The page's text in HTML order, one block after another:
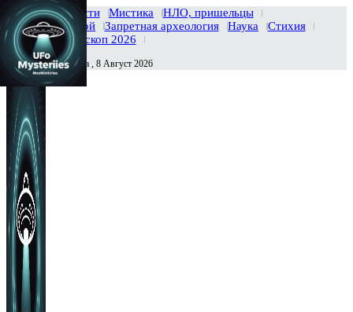
Главная Новости Мистика
НЛО, пришельцы
Тайны вселенной
Запретная археология Наука
Стихия
История
Гороскоп 2026
Сегодня Суббота , 8 Август 2026